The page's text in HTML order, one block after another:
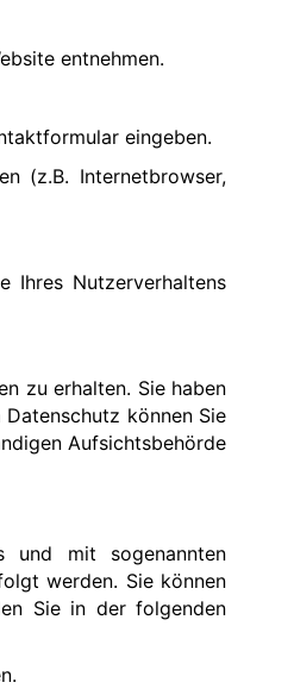
entnehmen.
eingeben.
(z.B. Internetbrowser,
Ihres Nutzerverhaltens
zu erhalten. Sie haben
können Sie
Aufsichtsbehörde
und mit sogenannten
werden. Sie können
Sie in der folgenden